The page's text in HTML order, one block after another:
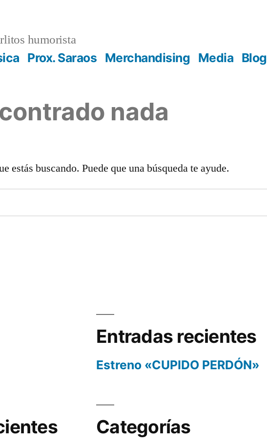
humorista
Prox. Saraos Merchandising Media Blog
nada
estás buscando. Puede que una búsqueda te ayude.
Entradas recientes
Estreno «CUPIDO PERDÓN»
Categorías